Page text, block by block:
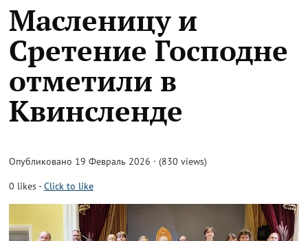
Масленицу и
Сретение Господне
отметили в
Квинсленде
Опубликовано 19 Февраль 2026 · (830 views)
0 likes-Click to like